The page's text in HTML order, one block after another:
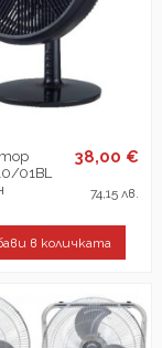
01BL
38,00 €
74,15 лв.
в количката